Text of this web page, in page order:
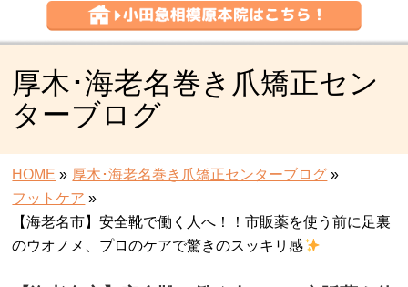
厚木･海老名巻き爪矯正セン
ターブログ
HOME » 厚木･海老名巻き爪矯正センターブログ »
フットケア »
【海老名市】安全靴で働く人へ！！市販薬を使う前に足裏
のウオノメ、プロのケアで驚きのスッキリ感